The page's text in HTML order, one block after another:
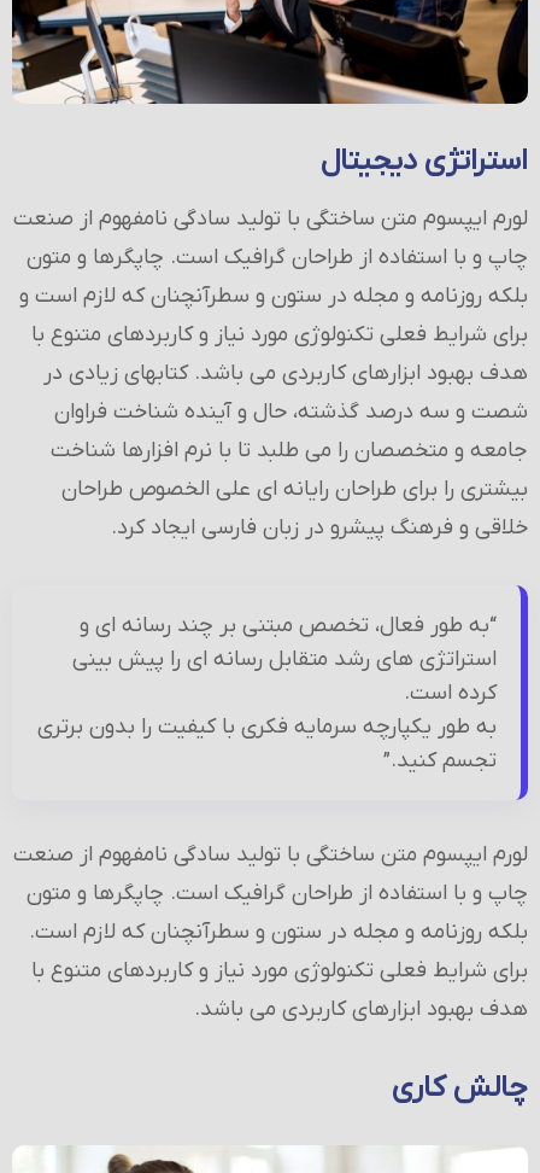
استراتژی دیجیتال
لورم ایپسوم متن ساختگی با تولید سادگی نامفهوم از صنعت
چاپ و با استفاده از طراحان گرافیک است. چاپگرها و متون
بلکه روزنامه و مجله در ستون و سطرآنچنان که لازم است و
برای شرایط فعلی تکنولوژی مورد نیاز و کاربردهای متنوع با
هدف بهبود ابزارهای کاربردی می باشد. کتابهای زیادی در
شصت و سه درصد گذشته، حال و آینده شناخت فراوان
جامعه و متخصصان را می طلبد تا با نرم افزارها شناخت
بیشتری را برای طراحان رایانه ای علی الخصوص طراحان
خلاقی و فرهنگ پیشرو در زبان فارسی ایجاد کرد.
“به طور فعال، تخصص مبتنی بر چند رسانه ای و
استراتژی های رشد متقابل رسانه ای را پیش بینی
کرده است.
به طور یکپارچه سرمایه فکری با کیفیت را بدون برتری
تجسم کنید.”
لورم ایپسوم متن ساختگی با تولید سادگی نامفهوم از صنعت
چاپ و با استفاده از طراحان گرافیک است. چاپگرها و متون
بلکه روزنامه و مجله در ستون و سطرآنچنان که لازم است.
برای شرایط فعلی تکنولوژی مورد نیاز و کاربردهای متنوع با
هدف بهبود ابزارهای کاربردی می باشد.
چالش کاری